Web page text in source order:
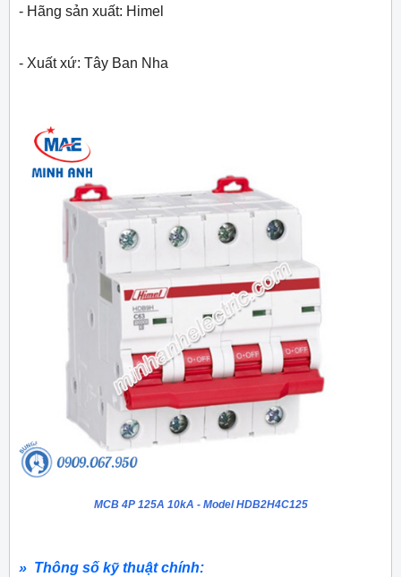
- Hãng sản xuất: Himel
- Xuất xứ: Tây Ban Nha
MCB 4P 125A 10kA - Model HDB2H4C125
» Thông số kỹ thuật chính: